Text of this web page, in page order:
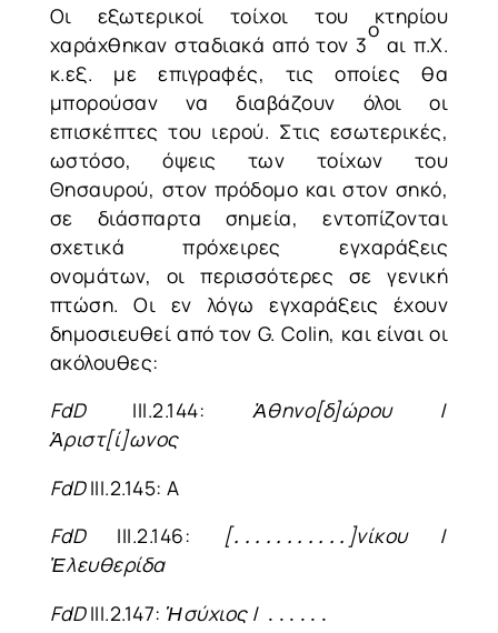
Οι εξωτερικοί τοίχοι του κτηρίου
χαράχθηκαν σταδιακά από τον 3
ο
αι π.Χ.
κ.εξ. με επιγραφές, τις οποίες θα
μπορούσαν να διαβάζουν όλοι οι
επισκέπτες του ιερού. Στις εσωτερικές,
ωστόσο, όψεις των τοίχων του
Θησαυρού, στον πρόδομο και στον σηκό,
σε διάσπαρτα σημεία, εντοπίζονται
σχετικά πρόχειρες εγχαράξεις
ονομάτων, οι περισσότερες σε γενική
πτώση. Οι εν λόγω εγχαράξεις έχουν
δημοσιευθεί από τον G. Colin, και είναι οι
ακόλουθες:
FdD III.2.144:Ἀθηνο[δ]ώρου/
Ἀριστ[ί]ωνος
FdDIII.2.145: A
FdD III.2.146: [․․․․․․․․․․․]νίκου/
Ἐλευθερίδα
FdDIII.2.147: Ἡσύχιος/ ․․․․․․